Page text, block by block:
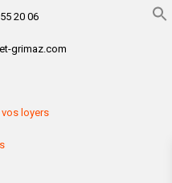
20 06
grimaz.com
vos loyers